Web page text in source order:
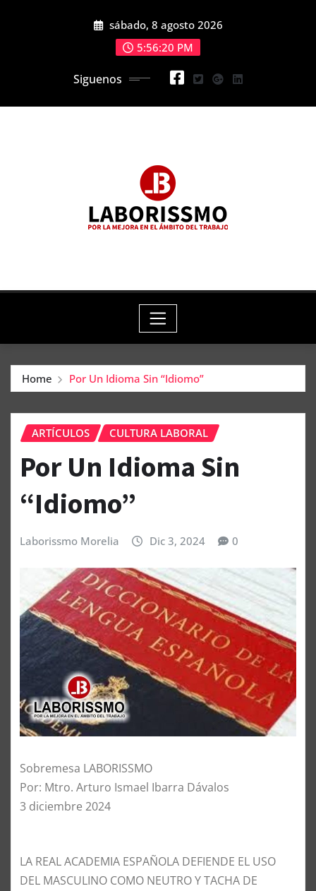
sábado, 8 agosto 2026
5:56:21 PM
Siguenos
Home Por Un Idioma Sin “Idiomo”
ARTÍCULOS CULTURA LABORAL
Por Un Idioma Sin
“Idiomo”
Laborissmo Morelia Dic 3, 2024 0
Sobremesa LABORISSMO
Por: Mtro. Arturo Ismael Ibarra Dávalos
3 diciembre 2024
LA REAL ACADEMIA ESPAÑOLA DEFIENDE EL USO
DEL MASCULINO COMO NEUTRO Y TACHA DE